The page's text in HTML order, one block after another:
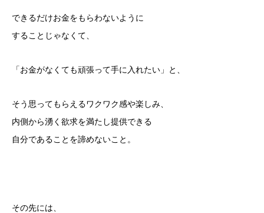
できるだけお金をもらわないように
することじゃなくて、
「お金がなくても頑張って手に入れたい」と、
そう思ってもらえるワクワク感や楽しみ、
内側から湧く欲求を満たし提供できる
自分であることを諦めないこと。
その先には、